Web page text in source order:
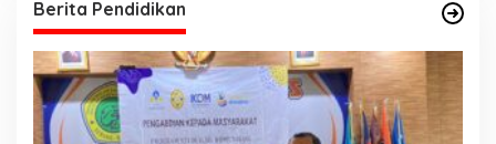
Berita Pendidikan